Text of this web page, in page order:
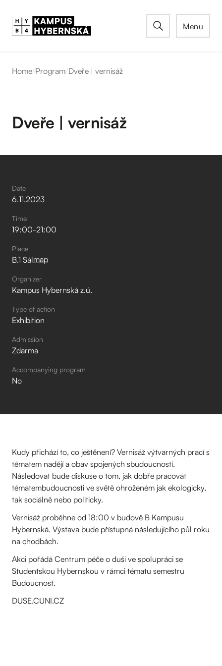
Menu
Home/Program/Dveře | vernisáž
Dveře | vernisáž
Date
6.11.2023
Time
19:00-21:00
Place
B.1 Sálmap
Organizer
Kampus Hybernská z.ú.
Type of action
Exhibition
Admission
Zdarma
Accompanying program
No
Kudy přichází to, co ještěnení? Vernisáž výtvarných prací s
tématem nadějí a obav spojených sbudoucností.
Následovat bude diskuse o tom, jak dobře pracovat
tématembudoucnosti ve světě ohroženém jak ekologicky,
tak sociálně nebo politicky.
Vernisáž proběhne od 18:00 v budově B Kampusu
Hybernská. Výstava bude přístupná následujícího půl roku
na chodbách.
Akci pořádá Centrum péče o duši ve spolupráci se
Studentskou Hybernskou v rámci tématu semestru
Budoucnost.
DUSE.CUNI.CZ